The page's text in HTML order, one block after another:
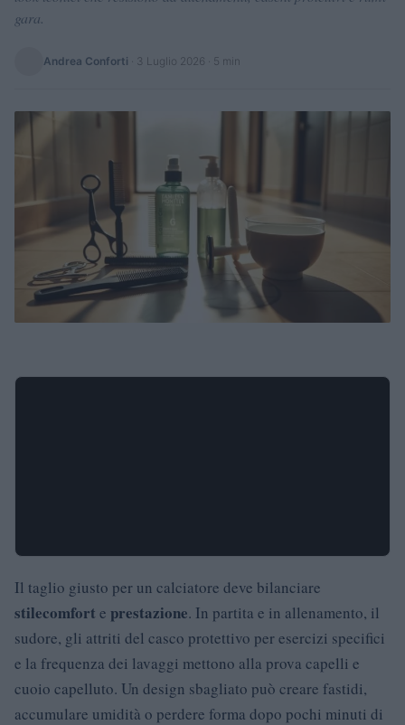
gara.
Andrea Conforti 3 Luglio 2026 · 5 min
Il taglio giusto per un calciatore deve bilanciare
stilecomfort e prestazione. In partita e in allenamento, il
sudore, gli attriti del casco protettivo per esercizi specifici
e la frequenza dei lavaggi mettono alla prova capelli e
cuoio capelluto. Un design sbagliato può creare fastidi,
accumulare umidità o perdere forma dopo pochi minuti di